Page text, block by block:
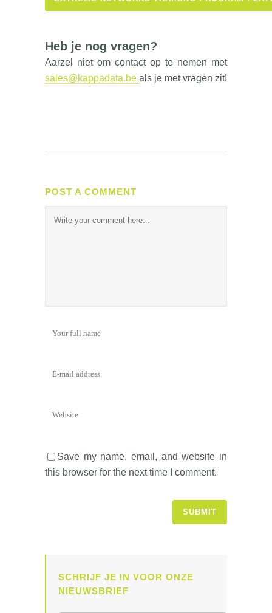
Heb je nog vragen?
Aarzel niet om contact op te nemen met
sales@kappadata.be als je met vragen zit!
POST A COMMENT
Save my name, email, and website in
this browser for the next time I comment.
SCHRIJF JE IN VOOR ONZE
NIEUWSBRIEF